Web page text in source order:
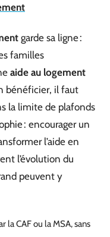
garde sa ligne :
familles
aide au logement
bénéficier, il faut
la limite de plafonds
: encourager un
l’aide en
l’évolution du
peuvent y
la CAF ou la MSA, sans